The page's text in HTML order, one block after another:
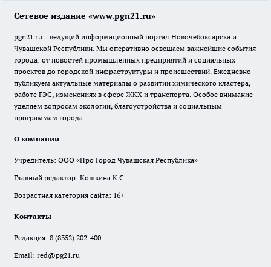
Сетевое издание «www.pgn21.ru»
pgn21.ru – ведущий информационный портал Новочебоксарска и
Чувашской Республики. Мы оперативно освещаем важнейшие события
города: от новостей промышленных предприятий и социальных
проектов до городской инфраструктуры и происшествий. Ежедневно
публикуем актуальные материалы о развитии химического кластера,
работе ГЭС, изменениях в сфере ЖКХ и транспорта. Особое внимание
уделяем вопросам экологии, благоустройства и социальным
программам города.
О компании
Учредитель: ООО «Про Город Чувашская Республика»
Главный редактор: Кошкина К.С.
Возрастная категория сайта: 16+
Контакты
Редакция: 8 (8352) 202-400
Email: red@pg21.ru